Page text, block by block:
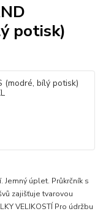
potisk)
úplet. Průkrčník s
zajišťuje tvarovou
VELIKOSTÍ Pro údržbu